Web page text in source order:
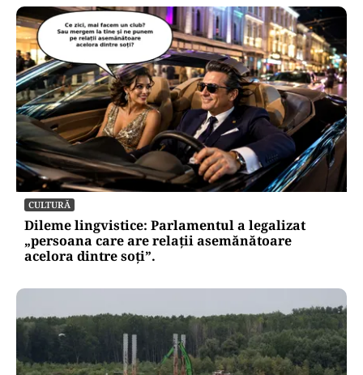
CULTURĂ
Dileme lingvistice: Parlamentul a legalizat
„persoana care are relații asemănătoare
acelora dintre soți”.